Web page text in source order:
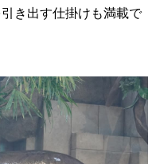
き出す仕掛けも満載で